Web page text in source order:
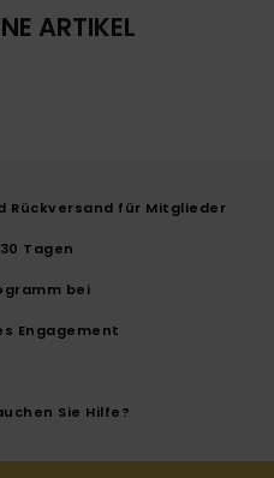
ARTIKEL
Rückversand für Mitglieder
Tagen
bei
Engagement
Sie Hilfe?